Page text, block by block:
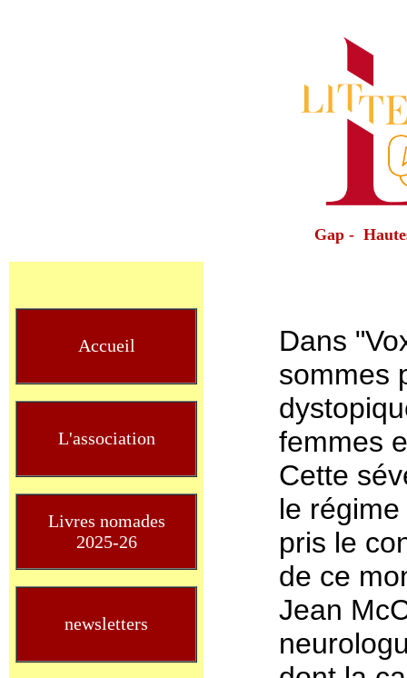
Gap -
Accueil
L'association
Livres nomades
2025-26
newsletters
Dans
sommes
femmes
Cette
le
pris le
de ce
Jean